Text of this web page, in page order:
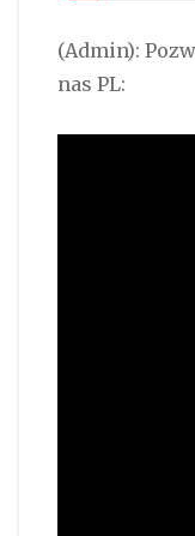
(Admin):
nas PL: